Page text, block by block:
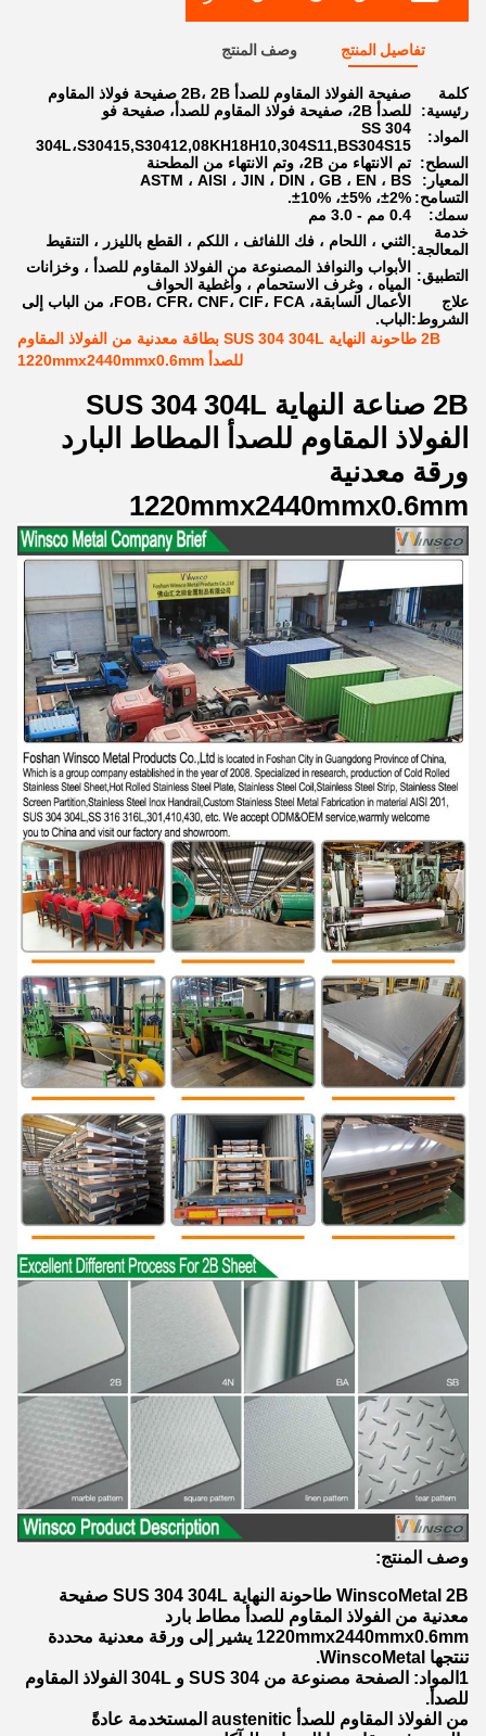
تفاصيل المنتج وصف المنتج
كلمة
رئيسية:
صفيحة الفولاذ المقاوم للصدأ 2B، 2B صفيحة فولاذ المقاوم
للصدأ 2B، صفيحة فولاذ المقاوم للصدأ، صفيحة فو
المواد:
SS 304
304L،S30415,S30412,08KH18H10,304S11,BS304S15
السطح: تم الانتهاء من 2B، وتم الانتهاء من المطحنة
المعيار:
ASTM ، AISI ، JIN ، DIN ، GB ، EN ، BS
التسامح: ±2%، ±5%، ±10%.
سمك:
0.4 مم - 3.0 مم
خدمة
المعالجة: الثني ، اللحام ، فك اللفائف ، اللكم ، القطع بالليزر ، التنقيط
التطبيق:
الأبواب والنوافذ المصنوعة من الفولاذ المقاوم للصدأ ، وخزانات
المياه ، وغرف الاستحمام ، وأغطية الحواف
علاج
الشروط:
الأعمال السابقة، FOB، CFR، CNF، CIF، FCA، من الباب إلى
الباب.
2B طاحونة النهاية SUS 304 304L بطاقة معدنية من الفولاذ المقاوم
للصدأ 1220mmx2440mmx0.6mm
2B صناعة النهاية SUS 304 304L
الفولاذ المقاوم للصدأ المطاط البارد
ورقة معدنية
1220mmx2440mmx0.6mm
وصف المنتج:
WinscoMetal 2B طاحونة النهاية SUS 304 304L صفيحة
معدنية من الفولاذ المقاوم للصدأ مطاط بارد
1220mmx2440mmx0.6mm يشير إلى ورقة معدنية محددة
تنتجها WinscoMetal.
1المواد: الصفحة مصنوعة من SUS 304 و 304L الفولاذ المقاوم
للصدأ.
من الفولاذ المقاوم للصدأ austenitic المستخدمة عادةً